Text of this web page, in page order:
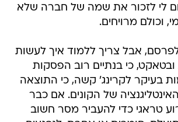
לי לזכור את שמה של חברה שלא
וכולם מרויחים.
לפרסם, אבל צריך ללמוד איך לעשות
כי בנתיים רוב הפסקות
בעיקר לקרינג' קשה, כי התוצאה
של הקונים. אם כבר
טראגי כדי להעביר מסר חשוב